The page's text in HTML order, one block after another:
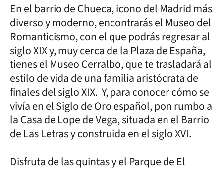
En el barrio de Chueca, icono del Madrid más
diverso y moderno, encontrarás el Museo del
Romanticismo, con el que podrás regresar al
siglo XIX y, muy cerca de la Plaza de España,
tienes el Museo Cerralbo, que te trasladará al
estilo de vida de una familia aristócrata de
finales del siglo XIX. Y, para conocer cómo se
vivía en el Siglo de Oro español, pon rumbo a
la Casa de Lope de Vega, situada en el Barrio
de Las Letras y construida en el siglo XVI.
Disfruta de las quintas y el Parque de El